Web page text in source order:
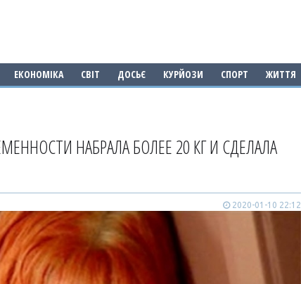
ЕКОНОМІКА СВІТ ДОСЬЄ КУРЙОЗИ СПОРТ ЖИТТЯ
НАБРАЛА БОЛЕЕ 20 КГ И СДЕЛАЛА
2020-01-10 22:12